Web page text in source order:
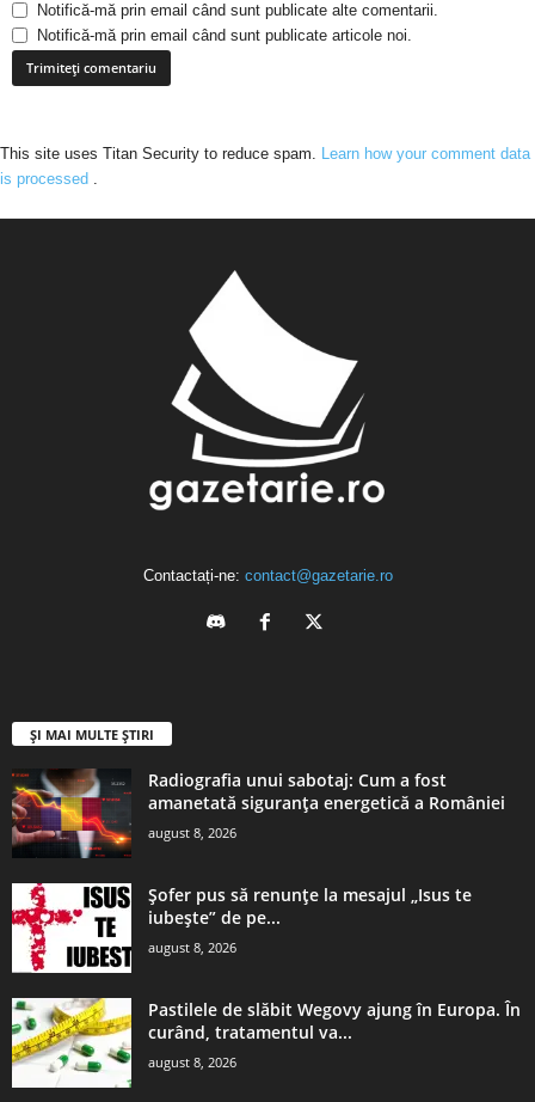
Notifică-mă prin email când sunt publicate alte comentarii.
Notifică-mă prin email când sunt publicate articole noi.
This site uses Titan Security to reduce spam. Learn how your comment data
is processed .
Contactați-ne: contact@gazetarie.ro
ȘI MAI MULTE ȘTIRI
Radiografia unui sabotaj: Cum a fost
amanetată siguranța energetică a României
august 8, 2026
Șofer pus să renunțe la mesajul „Isus te
iubește” de pe...
august 8, 2026
Pastilele de slăbit Wegovy ajung în Europa. În
curând, tratamentul va...
august 8, 2026